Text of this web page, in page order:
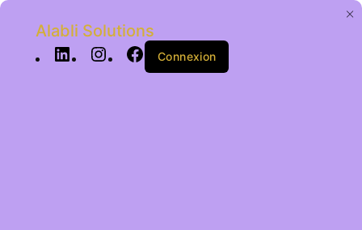
Alabli Solutions
Connexion